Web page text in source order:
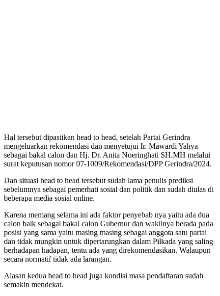
Hal tersebut dipastikan head to head, setelah Partai Gerindra
mengeluarkan rekomendasi dan menyetujui Ir. Mawardi Yahya
sebagai bakal calon dan Hj. Dr. Anita Noeringhati SH.MH melalui
surat keputusan nomor 07-1009/Rekomendasi/DPP Gerindra/2024.
Dan situasi head to head tersebut sudah lama penulis prediksi
sebelumnya sebagai pemerhati sosial dan politik dan sudah diulas di
beberapa media sosial online.
Karena memang selama ini ada faktor penyebab nya yaitu ada dua
calon baik sebagai bakal calon Gubernur dan wakilnya berada pada
posisi yang sama yaitu masing masing sebagai anggota satu partai
dan tidak mungkin untuk dipertarungkan dalam Pilkada yang saling
berhadapan hadapan, tentu ada yang direkomendasikan. Walaupun
secara normatif tidak ada larangan.
Alasan kedua head to head juga kondisi masa pendaftaran sudah
semakin mendekat.